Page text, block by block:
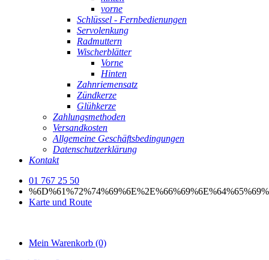
vorne
Schlüssel - Fernbedienungen
Servolenkung
Radmuttern
Wischerblätter
Vorne
Hinten
Zahnriemensatz
Zündkerze
Glühkerze
Zahlungsmethoden
Versandkosten
Allgemeine Geschäftsbedingungen
Datenschutzerklärung
Kontakt
01 767 25 50
Karte und Route
Mein Warenkorb (0)